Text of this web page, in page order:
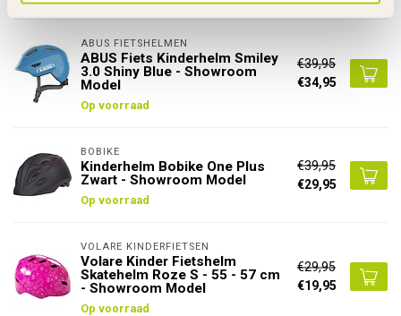
ABUS FIETSHELMEN
ABUS Fiets Kinderhelm Smiley
3.0 Shiny Blue - Showroom
Model
Op voorraad
€39,95
€34,95
BOBIKE
Kinderhelm Bobike One Plus
Zwart - Showroom Model
Op voorraad
€39,95
€29,95
VOLARE KINDERFIETSEN
Volare Kinder Fietshelm
Skatehelm Roze S - 55 - 57 cm
- Showroom Model
Op voorraad
€29,95
€19,95